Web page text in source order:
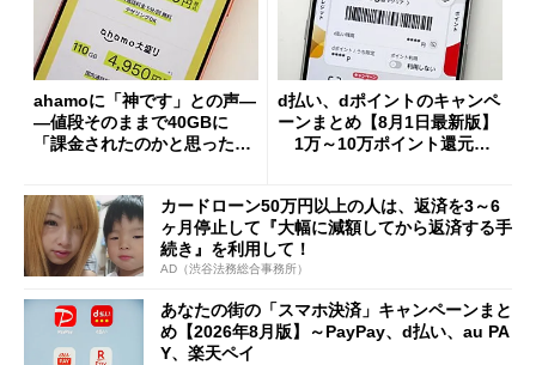
ahamoに「神です」との声―
―値段そのままで40GBに
「課金されたのかと思った」
d払い、dポイントのキャンペ
ーンまとめ【8月1日最新版】
1万～10万ポイント還元の
カードローン50万円以上の人は、返済を3～6
ヶ月停止して『大幅に減額してから返済する手
続き』を利用して！
AD（渋谷法務総合事務所）
あなたの街の「スマホ決済」キャンペーンまと
め【2026年8月版】～PayPay、d払い、au PA
Y、楽天ペイ